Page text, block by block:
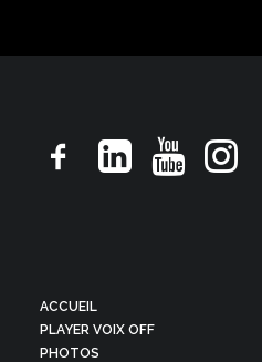
ACCUEIL
PLAYER VOIX OFF
PHOTOS